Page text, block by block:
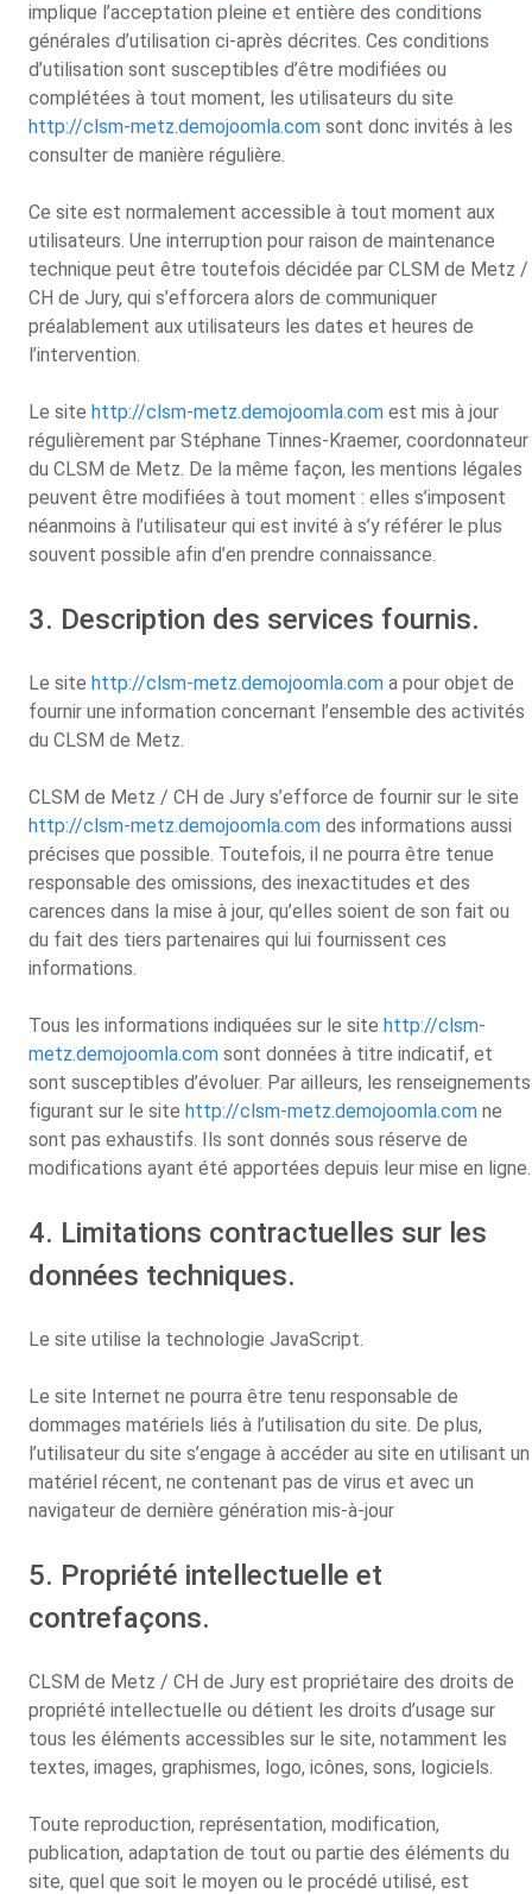
implique l’acceptation pleine et entière des conditions
générales d’utilisation ci-après décrites. Ces conditions
d’utilisation sont susceptibles d’être modifiées ou
complétées à tout moment, les utilisateurs du site
http://clsm-metz.demojoomla.com sont donc invités à les
consulter de manière régulière.
Ce site est normalement accessible à tout moment aux
utilisateurs. Une interruption pour raison de maintenance
technique peut être toutefois décidée par CLSM de Metz /
CH de Jury, qui s’efforcera alors de communiquer
préalablement aux utilisateurs les dates et heures de
l’intervention.
Le site http://clsm-metz.demojoomla.com est mis à jour
régulièrement par Stéphane Tinnes-Kraemer, coordonnateur
du CLSM de Metz. De la même façon, les mentions légales
peuvent être modifiées à tout moment : elles s’imposent
néanmoins à l’utilisateur qui est invité à s’y référer le plus
souvent possible afin d’en prendre connaissance.
3. Description des services fournis.
Le site http://clsm-metz.demojoomla.com a pour objet de
fournir une information concernant l’ensemble des activités
du CLSM de Metz.
CLSM de Metz / CH de Jury s’efforce de fournir sur le site
http://clsm-metz.demojoomla.com des informations aussi
précises que possible. Toutefois, il ne pourra être tenue
responsable des omissions, des inexactitudes et des
carences dans la mise à jour, qu’elles soient de son fait ou
du fait des tiers partenaires qui lui fournissent ces
informations.
Tous les informations indiquées sur le site http://clsm-
metz.demojoomla.com sont données à titre indicatif, et
sont susceptibles d’évoluer. Par ailleurs, les renseignements
figurant sur le site http://clsm-metz.demojoomla.com ne
sont pas exhaustifs. Ils sont donnés sous réserve de
modifications ayant été apportées depuis leur mise en ligne.
4. Limitations contractuelles sur les
données techniques.
Le site utilise la technologie JavaScript.
Le site Internet ne pourra être tenu responsable de
dommages matériels liés à l’utilisation du site. De plus,
l’utilisateur du site s’engage à accéder au site en utilisant un
matériel récent, ne contenant pas de virus et avec un
navigateur de dernière génération mis-à-jour
5. Propriété intellectuelle et
contrefaçons.
CLSM de Metz / CH de Jury est propriétaire des droits de
propriété intellectuelle ou détient les droits d’usage sur
tous les éléments accessibles sur le site, notamment les
textes, images, graphismes, logo, icônes, sons, logiciels.
Toute reproduction, représentation, modification,
publication, adaptation de tout ou partie des éléments du
site, quel que soit le moyen ou le procédé utilisé, est